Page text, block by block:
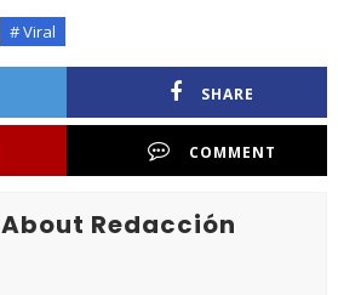
# Viral
SHARE
COMMENT
About Redacción